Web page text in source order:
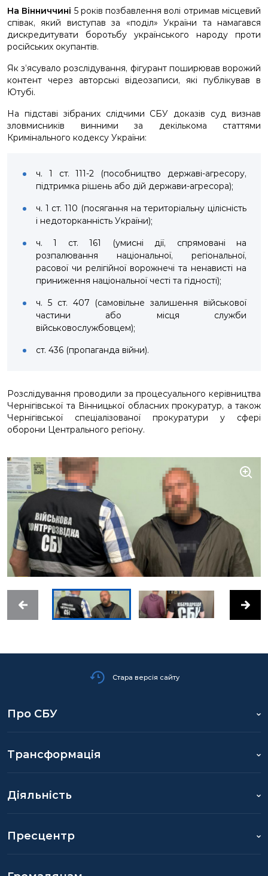
На Вінниччині 5 років позбавлення волі отримав місцевий
співак, який виступав за «поділ» України та намагався
дискредитувати боротьбу українського народу проти
російських окупантів.
Як з’ясувало розслідування, фігурант поширював ворожий
контент через авторські відеозаписи, які публікував в
Ютубі.
На підставі зібраних слідчими СБУ доказів суд визнав
зловмисників винними за декількома статтями
Кримінального кодексу України:
ч. 1 ст. 111-2 (пособництво державі-агресору,
підтримка рішень або дій держави-агресора);
ч. 1 ст. 110 (посягання на територіальну цілісність
і недоторканність України);
ч. 1 ст. 161 (умисні дії, спрямовані на
розпалювання національної, регіональної,
расової чи релігійної ворожнечі та ненависті на
приниження національної честі та гідності);
ч. 5 ст. 407 (самовільне залишення військової
частини або місця служби
військовослужбовцем);
ст. 436 (пропаганда війни).
Розслідування проводили за процесуального керівництва
Чернігівської та Вінницької обласних прокуратур, а також
Чернігівської спеціалізованої прокуратури у сфері
оборони Центрального регіону.
Стара версія сайту
Про СБУ
Трансформація
Діяльність
Пресцентр